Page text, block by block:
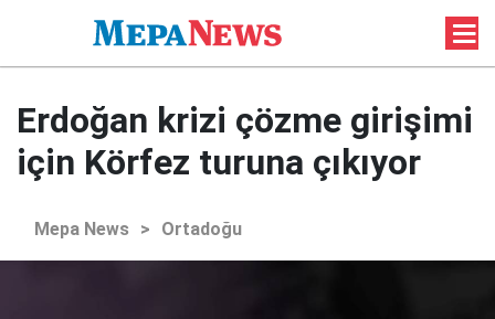
Erdoğan krizi çözme girişimi
için Körfez turuna çıkıyor
Mepa News > Ortadoğu